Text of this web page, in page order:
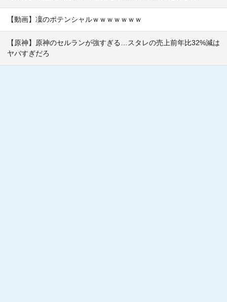
【動画】凜のポテンシャルｗｗｗｗｗｗｗ
【原神】原神のセルランが強すぎる…スタレの売上前年比32%減は
ヤバすぎだろ